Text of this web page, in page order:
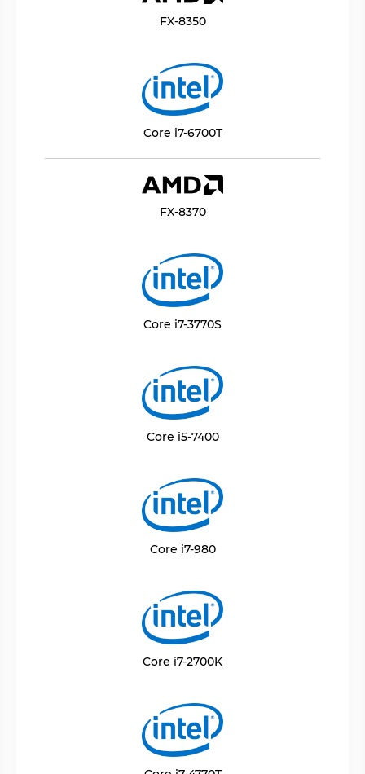
FX-8350
Core i7-6700T
FX-8370
Core i7-3770S
Core i5-7400
Core i7-980
Core i7-2700K